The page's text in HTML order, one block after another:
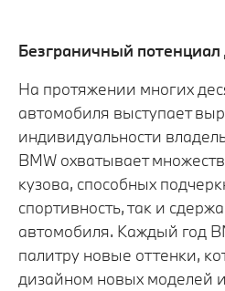
Безграничный
На протяжении многих
автомобиля выступает
индивидуальности
BMW охватывает
кузова, способных
спортивность, так и
автомобиля. Каждый год
палитру новые оттенки,
дизайном новых моделей